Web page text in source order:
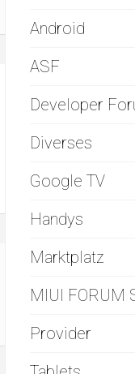
Android
ASF
Developer
Diverses
Google TV
Handys
Marktplatz
MIUI FORUM
Provider